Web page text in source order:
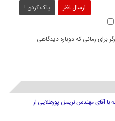
ارسال نظر پاک کردن !
برای زمانی که دوباره دیدگاهی
با آقای مهندس نریمان پورطلایی از